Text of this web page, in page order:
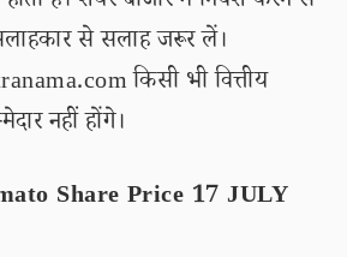
से सलाह जरूर लें।
किसी भी वित्तीय
नहीं होंगे।
Share Price 17 JULY